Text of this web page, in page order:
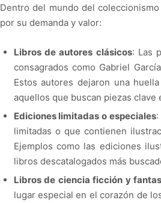
Dentro del mundo del
por su demanda y valor:
Libros de autores clásicos: Las
consagrados como Gabriel
Estos autores dejaron una
aquellos que buscan piezas
Ediciones limitadas o especiales:
limitadas o que contienen
Ejemplos como las ediciones
libros descatalogados más
Libros de ciencia ficción y
lugar especial en el corazón de